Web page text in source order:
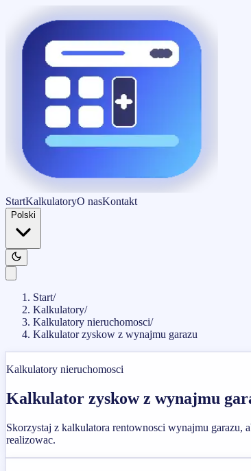
StartKalkulatoryO nasKontakt
Polski
Start/
Kalkulatory/
Kalkulatory nieruchomosci/
Kalkulator zyskow z wynajmu garazu
Kalkulatory nieruchomosci
Kalkulator zyskow z wynajmu
Skorzystaj z kalkulatora rentownosci wynajmu garazu,
realizowac.